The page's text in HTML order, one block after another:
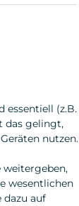
essentiell (z.B.
das gelingt,
nutzen.
weitergeben,
wesentlichen
dazu auf